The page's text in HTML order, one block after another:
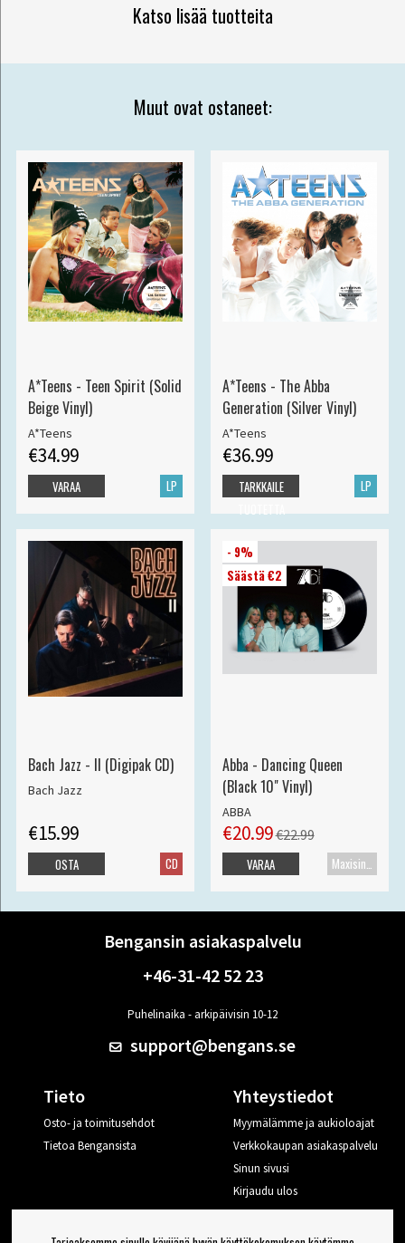
Katso lisää tuotteita
Muut ovat ostaneet:
A*Teens - Teen Spirit (Solid
Beige Vinyl)
A*Teens
€34.99
LP
VARAA
A*Teens - The Abba
Generation (Silver Vinyl)
A*Teens
€36.99
LP
TARKKAILE
Bach Jazz - II (Digipak CD)
Bach Jazz
€15.99
CD
OSTA
- 9%
Säästä €2
Abba - Dancing Queen
(Black 10" Vinyl)
ABBA
€20.99€22.99
Maxisingle
VARAA
Bengansin asiakaspalvelu
+46-31-42 52 23
Puhelinaika - arkipäivisin 10-12
support@bengans.se
Tieto
Osto- ja toimitusehdot
Tietoa Bengansista
Yhteystiedot
Myymälämme ja aukioloajat
Verkkokaupan asiakaspalvelu
Sinun sivusi
Kirjaudu ulos
Haluan vinkkejä Bengansilta